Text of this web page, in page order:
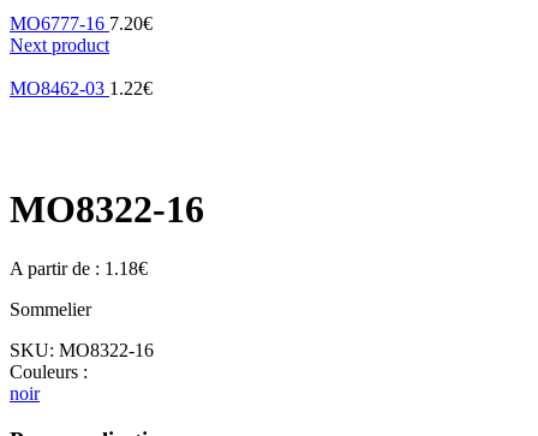
MO6777-16 7.20€
Next product
MO8462-03 1.22€
MO8322-16
A partir de : 1.18€
Sommelier
SKU: MO8322-16
Couleurs :
noir